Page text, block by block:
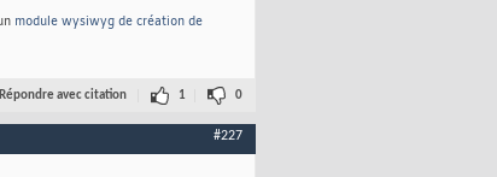
module wysiwyg de création de
Répondre avec citation 1 0
#227